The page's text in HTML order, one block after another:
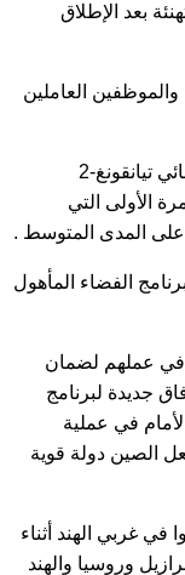
بعد الإطلاق
العاملين
وقال شي في الرسالة إن مهمة المختبر الفضائي تيانقونغ-2
المأهولة شنتشو-11 هي المرة الأولى التي
على المدى المتوسط .
الفضاء المأهول
عملهم لضمان
جديدة لبرنامج
في عملية
الصين دولة قوية
غربي الهند أثناء
وروسيا والهند